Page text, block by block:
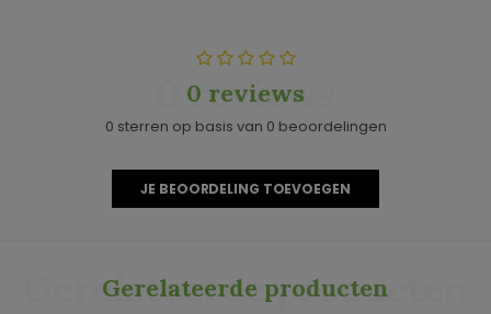
0 reviews
0 reviews
0 sterren op basis van 0 beoordelingen
JE BEOORDELING TOEVOEGEN
Gerelateerde producten
Gerelateerde producten